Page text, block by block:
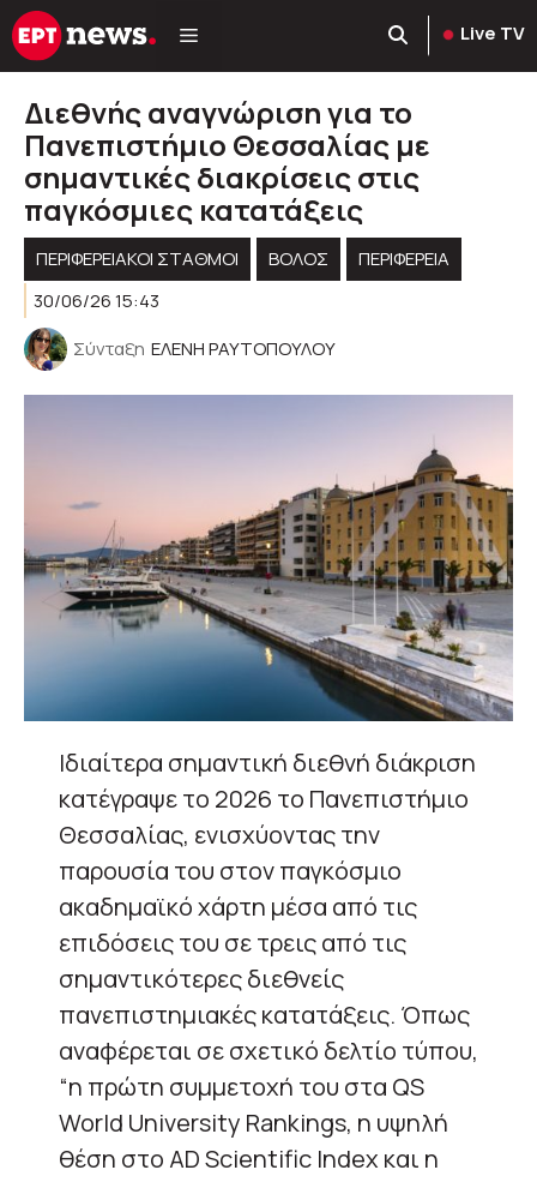
Μετάβαση
σε
Live TV
Διεθνής αναγνώριση για το
Πανεπιστήμιο Θεσσαλίας με
σημαντικές διακρίσεις στις
παγκόσμιες κατατάξεις
ΠΕΡΙΦΕΡΕΙΑΚΟΊ ΣΤΑΘΜΟΊ ΒΟΛΟΣ
ΠΕΡΙΦΈΡΕΙΑ
30/06/26 15:43
Σύνταξη ΕΛΕΝΗ ΡΑΥΤΟΠΟΥΛΟΥ
Ιδιαίτερα σημαντική διεθνή διάκριση
κατέγραψε το 2026 το Πανεπιστήμιο
Θεσσαλίας, ενισχύοντας την
παρουσία του στον παγκόσμιο
ακαδημαϊκό χάρτη μέσα από τις
επιδόσεις του σε τρεις από τις
σημαντικότερες διεθνείς
πανεπιστημιακές κατατάξεις. Όπως
αναφέρεται σε σχετικό δελτίο τύπου,
“η πρώτη συμμετοχή του στα QS
World University Rankings, η υψηλή
θέση στο AD Scientific Index και η